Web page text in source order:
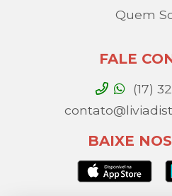
Quem
FALE
(17)
BAIXE